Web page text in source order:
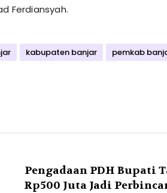
Ferdiansyah.
kabupaten banjar pemkab
Pengadaan PDH Bupati
Rp500 Juta Jadi